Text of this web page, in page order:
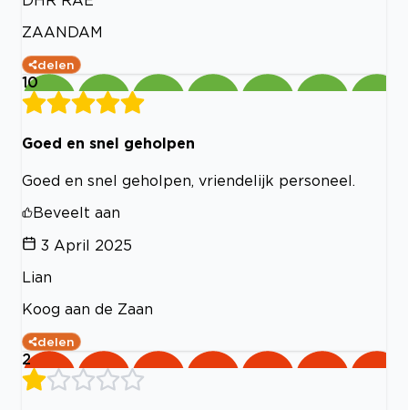
ZAANDAM
delen
10
Goed en snel geholpen
Goed en snel geholpen, vriendelijk personeel.
Beveelt aan
3 April 2025
Lian
Koog aan de Zaan
delen
2